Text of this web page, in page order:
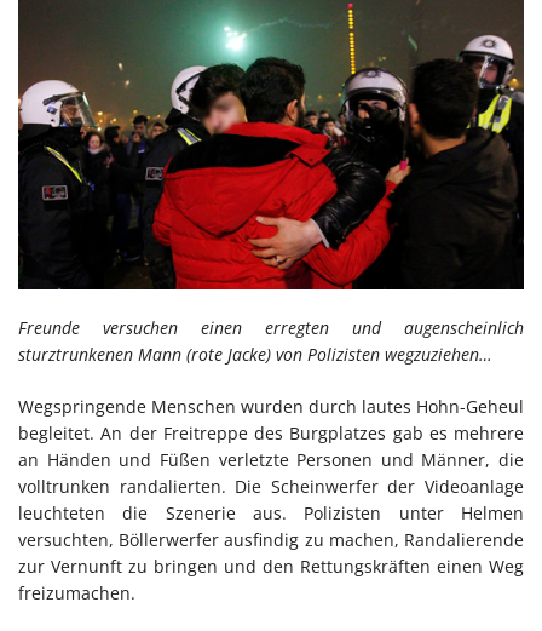
Freunde versuchen einen erregten und augenscheinlich
sturztrunkenen Mann (rote Jacke) von Polizisten wegzuziehen…
Wegspringende Menschen wurden durch lautes Hohn-Geheul
begleitet. An der Freitreppe des Burgplatzes gab es mehrere
an Händen und Füßen verletzte Personen und Männer, die
volltrunken randalierten. Die Scheinwerfer der Videoanlage
leuchteten die Szenerie aus. Polizisten unter Helmen
versuchten, Böllerwerfer ausfindig zu machen, Randalierende
zur Vernunft zu bringen und den Rettungskräften einen Weg
freizumachen.